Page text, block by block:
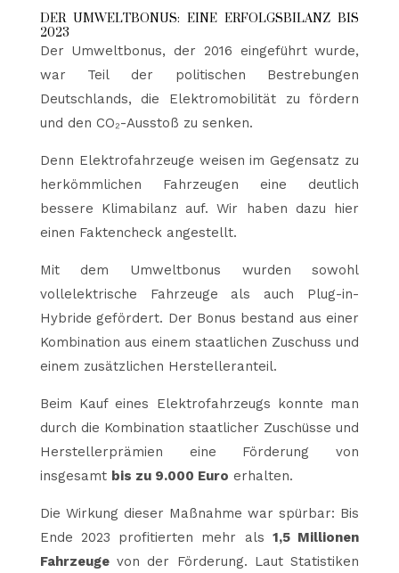
DER UMWELTBONUS: EINE ERFOLGSBILANZ BIS
2023
Der Umweltbonus, der 2016 eingeführt wurde,
war Teil der politischen Bestrebungen
Deutschlands, die Elektromobilität zu fördern
und den CO₂-Ausstoß zu senken.
Denn Elektrofahrzeuge weisen im Gegensatz zu
herkömmlichen Fahrzeugen eine deutlich
bessere Klimabilanz auf. Wir haben dazu hier
einen Faktencheck angestellt.
Mit dem Umweltbonus wurden sowohl
vollelektrische Fahrzeuge als auch Plug-in-
Hybride gefördert. Der Bonus bestand aus einer
Kombination aus einem staatlichen Zuschuss und
einem zusätzlichen Herstelleranteil.
Beim Kauf eines Elektrofahrzeugs konnte man
durch die Kombination staatlicher Zuschüsse und
Herstellerprämien eine Förderung von
insgesamt bis zu 9.000 Euro erhalten.
Die Wirkung dieser Maßnahme war spürbar: Bis
Ende 2023 profitierten mehr als 1,5 Millionen
Fahrzeugevon der Förderung. Laut Statistiken